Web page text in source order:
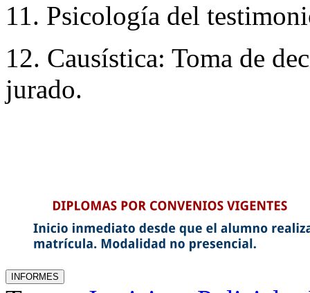
11. Psicología del
12. Causística: Toma de
jurado.